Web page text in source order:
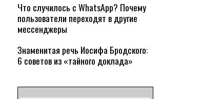
Что случилось с WhatsApp? Почему
пользователи переходят в другие
мессенджеры
Знаменитая речь Иосифа Бродского:
6 советов из «тайного доклада»